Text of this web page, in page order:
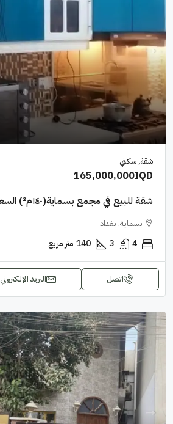
شقة, سكني
165,000,000IQD
شقة للبيع في مجمع بسماية(١٤٠م²) السعر ١٦٥مليون دينار
بسماية, بغداد
4
3
140 متر مربع
اتصل البريد الإلكتروني